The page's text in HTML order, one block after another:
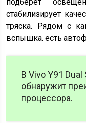
подберет
стабилизирует
тряска. Рядом с
вспышка, есть
В Vivo Y91 Dual
обнаружит
процессора.